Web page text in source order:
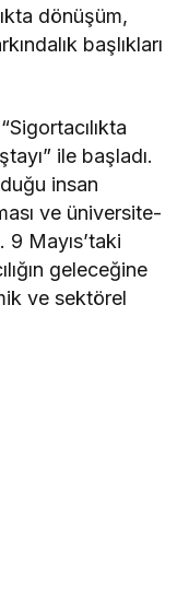
dönüşüm,
başlıkları
ile başladı.
insan
ve üniversite-
Mayıs’taki
geleceğine
ve sektörel